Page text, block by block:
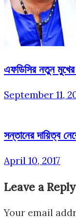
এফডিসির নতুন
September 11,
সন্তানের দায়িত্ব
April 10, 2017
Leave a Reply
Your email